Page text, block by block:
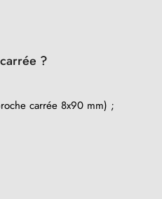
?
carrée 8x90 mm) ;